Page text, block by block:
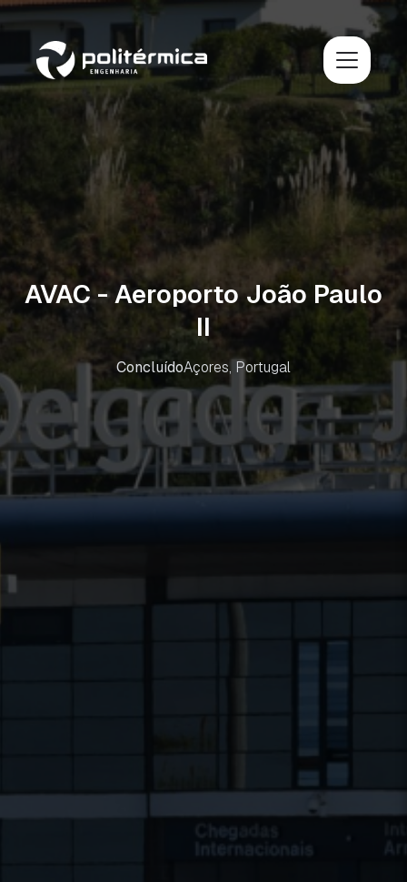
AVAC - Aeroporto João Paulo
II
ConcluídoAçores, Portugal